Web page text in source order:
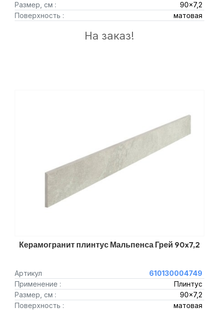
Размер, см :
90x7,2
Поверхность :
матовая
На заказ!
Керамогранит плинтус Мальпенса Грей 90x7,2
Артикул
610130004749
Применение :
Плинтус
Размер, см :
90x7,2
Поверхность :
матовая